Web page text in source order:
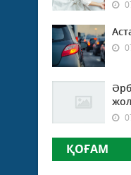
ҚОҒАМ